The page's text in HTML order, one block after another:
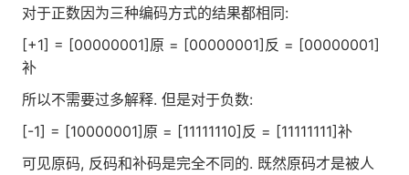
对于正数因为三种编码方式的结果都相同:
[+1] = [00000001]原 = [00000001]反 = [00000001]
补
所以不需要过多解释. 但是对于负数:
[-1] = [10000001]原 = [11111110]反 = [11111111]补
可见原码, 反码和补码是完全不同的. 既然原码才是被人